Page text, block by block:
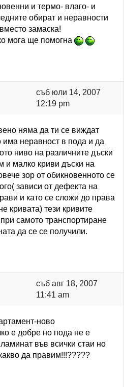
и термо- влаго- и
обират и неравности
замаска!
мога ще помогна
съб юли 14, 2007
12:19 pm
няма да ти се виждат
неравност в пода и да
ниво на различните дъски
малко криви дъски на
зор от обикновенното се
зависи от дефекта на
и като се сложи до права
кривата) тези кривите
самото транспортиране
да се се получили.
съб авг 18, 2007
11:41 am
ново
е добре но пода не е
във всички стаи но
да правим!!!?????